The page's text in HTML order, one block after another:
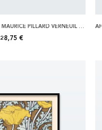
AFFICHE NENUPHAR BY MAURICE PILLARD VERNEUIL 50X70
28,75 €